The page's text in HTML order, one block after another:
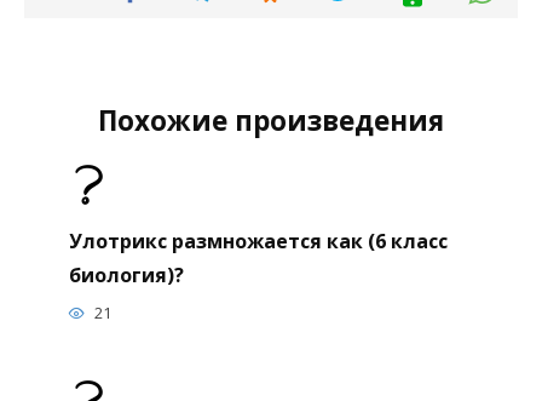
Похожие произведения
Улотрикс размножается как (6 класс
биология)?
21